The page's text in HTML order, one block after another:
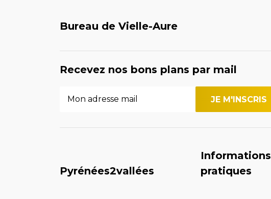
Bureau de Vielle-Aure
Recevez nos bons plans par mail
Pyrénées2vallées
Informations
pratiques